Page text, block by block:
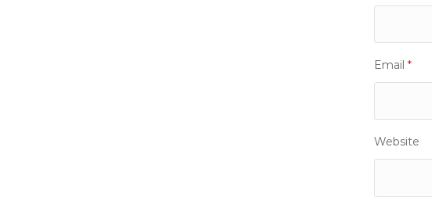
Email *
Website